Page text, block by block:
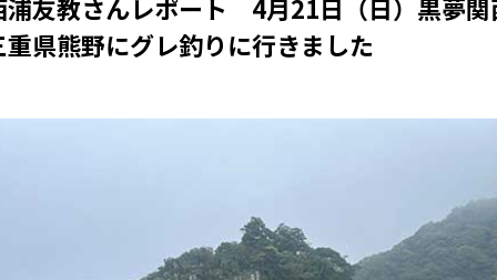
浦友教さんレポート 4月21日（日）黒夢関
重県熊野にグレ釣りに行きました